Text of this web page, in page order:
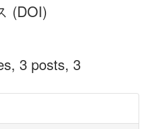
(DOI)
3 posts, 3